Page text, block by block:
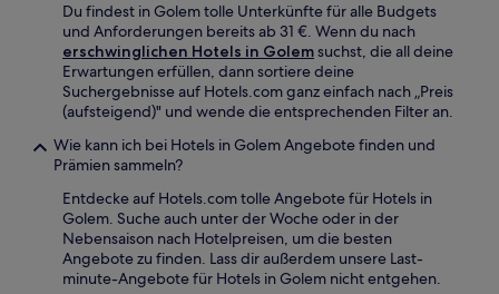
Du findest in Golem tolle Unterkünfte für alle Budgets
und Anforderungen bereits ab 31 €. Wenn du nach
erschwinglichen Hotels in Golemsuchst, die all deine
Erwartungen erfüllen, dann sortiere deine
Suchergebnisse auf Hotels.com ganz einfach nach „Preis
(aufsteigend)" und wende die entsprechenden Filter an.
Wie kann ich bei Hotels in Golem Angebote finden und
Prämien sammeln?
Entdecke auf Hotels.com tolle Angebote für Hotels in
Golem. Suche auch unter der Woche oder in der
Nebensaison nach Hotelpreisen, um die besten
Angebote zu finden. Lass dir außerdem unsere Last-
minute-Angebote für Hotels in Golem nicht entgehen.